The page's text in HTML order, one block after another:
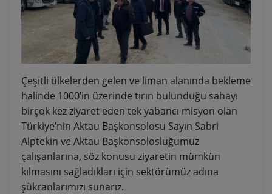
Çeşitli ülkelerden gelen ve liman alanında bekleme
halinde 1000’in üzerinde tırın bulunduğu sahayı
birçok kez ziyaret eden tek yabancı misyon olan
Türkiye’nin Aktau Başkonsolosu Sayın Sabri
Alptekin ve Aktau Başkonsolosluğumuz
çalışanlarına, söz konusu ziyaretin mümkün
kılmasını sağladıkları için sektörümüz adına
şükranlarımızı sunarız.